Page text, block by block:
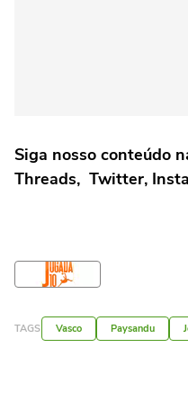
Siga nosso conteúdo
Threads, Twitter,
TAGS Vasco Paysandu